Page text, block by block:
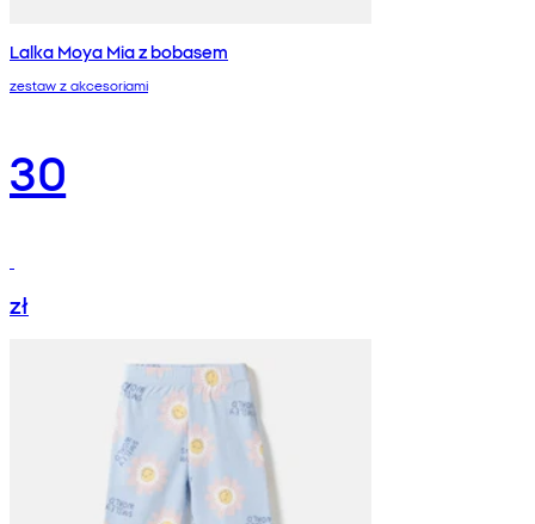
Lalka Moya Mia z bobasem
zestaw z akcesoriami
30
zł